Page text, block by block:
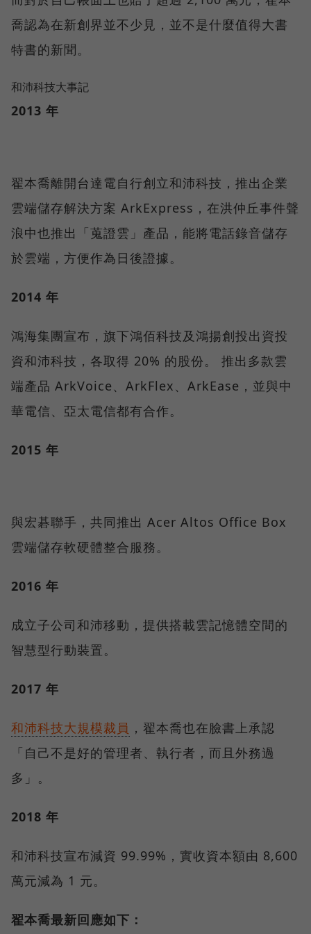
喬認為在新創界並不少見，並不是什麼值得大書
特書的新聞。
和沛科技大事記
2013 年
翟本喬離開台達電自行創立和沛科技，推出企業
雲端儲存解決方案 ArkExpress，在洪仲丘事件聲
浪中也推出「蒐證雲」產品，能將電話錄音儲存
於雲端，方便作為日後證據。
2014 年
鴻海集團宣布，旗下鴻佰科技及鴻揚創投出資投
資和沛科技，各取得 20% 的股份。 推出多款雲
端產品 ArkVoice、ArkFlex、ArkEase，並與中
華電信、亞太電信都有合作。
2015 年
與宏碁聯手，共同推出 Acer Altos Office Box
雲端儲存軟硬體整合服務。
2016 年
成立子公司和沛移動，提供搭載雲記憶體空間的
智慧型行動裝置。
2017 年
和沛科技大規模裁員 ，翟本喬也在臉書上承認
「自己不是好的管理者、執行者，而且外務過
多」。
2018 年
和沛科技宣布減資 99.99%，實收資本額由 8,600
萬元減為 1 元。
翟本喬最新回應如下：